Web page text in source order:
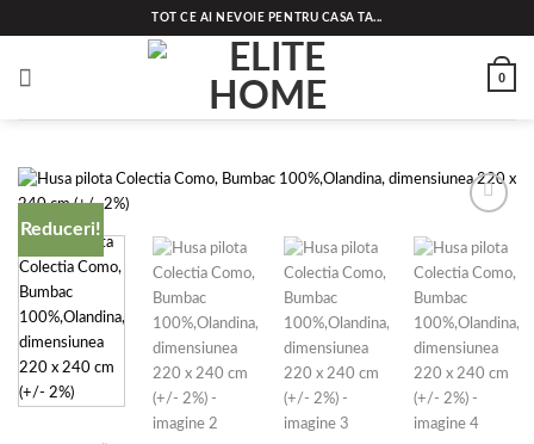
to
TOT CE AI NEVOIE PENTRU CASA TA...
0
Reduceri!
wishlist